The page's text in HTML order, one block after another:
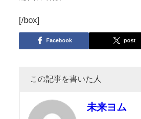
[/box]
Facebook post
この記事を書いた人
未来ヨム